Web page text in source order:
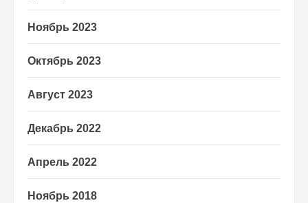
Ноябрь 2023
Октябрь 2023
Август 2023
Декабрь 2022
Апрель 2022
Ноябрь 2018